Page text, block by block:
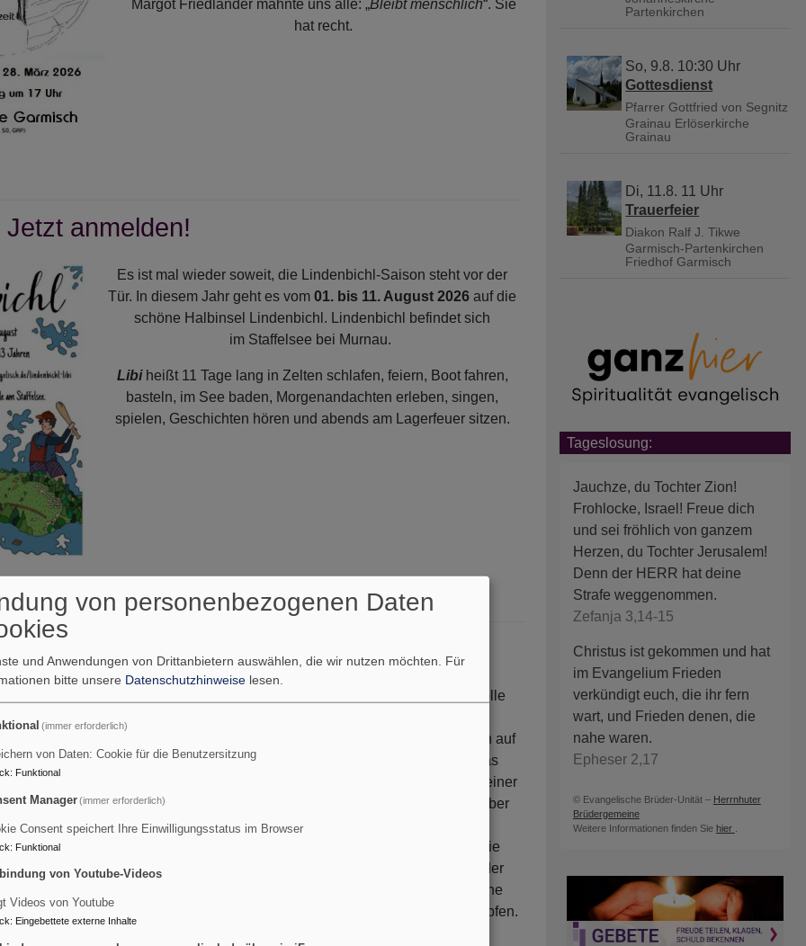
Margot Friedländer mahnte uns alle: „Bleibt menschlich“. Sie
hat recht.
anmelden!
Es ist mal wieder soweit, die Lindenbichl-Saison steht vor der
Tür. In diesem Jahr geht es vom01. bis 11. August 2026 auf die
schöne Halbinsel Lindenbichl. Lindenbichl befindet sich
im Staffelsee bei Murnau.
Libiheißt 11 Tage lang in Zelten schlafen, feiern, Boot fahren,
basteln, im See baden, Morgenandachten erleben, singen,
spielen, Geschichten hören und abends am Lagerfeuer sitzen.
2026 aus Nigeria
.“ lautet die vertrauensvolle
Nigerianer*innen tragen viele Lasten – wortwörtlich auf
dem Kopf, aber auch im übertragenen Sinne. Das
bevölkerungsreichste Land Afrikas ist geprägt von einer
Vielfalt an Kulturen, Sprachen und Religionen – aber
auch von Spannungen und blutigen Konflikten.
Im Gottesdienst wird jedoch auch deutlich, wie die
Verfasserinnen der Texte und Gebete immer wieder
innere Rastplätze finden und den Glauben als eine
Quelle erleben, aus der sie Hoffnung und Mut schöpfen.
Partenkirchen
So, 9.8. 10:30 Uhr
Gottesdienst
Pfarrer Gottfried von Segnitz
Grainau Erlöserkirche
Grainau
Di, 11.8. 11 Uhr
Trauerfeier
Diakon Ralf J. Tikwe
Garmisch-Partenkirchen
Friedhof Garmisch
Tageslosung:
Jauchze, du Tochter Zion!
Frohlocke, Israel! Freue dich
und sei fröhlich von ganzem
Herzen, du Tochter Jerusalem!
Denn der HERR hat deine
Strafe weggenommen.
Zefanja 3,14-15
Christus ist gekommen und hat
im Evangelium Frieden
verkündigt euch, die ihr fern
wart, und Frieden denen, die
nahe waren.
Epheser 2,17
© Evangelische Brüder-Unität – Herrnhuter
Brüdergemeine
Weitere Informationen finden Sie hier .
von personenbezogenen Daten
und Anwendungen von Drittanbietern auswählen, die wir nutzen möchten. Für
bitte unsere Datenschutzhinweise lesen.
(immer erforderlich)
von Daten: Cookie für die Benutzersitzung
: Funktional
Manager(immer erforderlich)
Consent speichert Ihre Einwilligungsstatus im Browser
: Funktional
von Youtube-Videos
Videos von Youtube
: Eingebettete externe Inhalte